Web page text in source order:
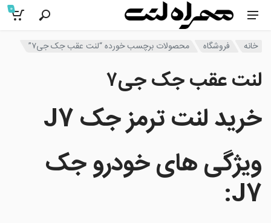
0
خانه فروشگاه محصولات برچسب خورده “لنت عقب جک جی۷”
لنت عقب جک جی۷
خرید لنت ترمز جک J7
ویژگی های خودرو جک
J7
: